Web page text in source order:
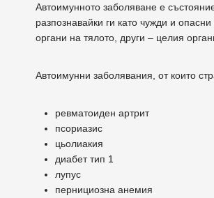
Автоимунното заболяване е
разпознавайки ги като чужди и
органи на тялото, други – целия
Автоимунни заболявания, от които
ревматоиден артрит
псориазис
цьолиакия
диабет тип 1
лупус
пернициозна анемия